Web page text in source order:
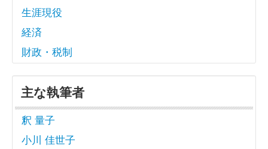
生涯現役
経済
財政・税制
主な執筆者
釈 量子
小川 佳世子